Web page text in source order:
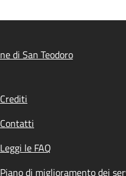
di San Teodoro
Crediti
Contatti
Leggi le FAQ
Piano di miglioramento dei